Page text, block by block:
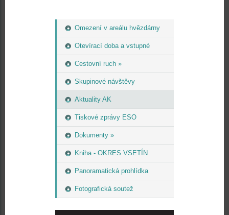
Omezení v areálu hvězdárny
Otevírací doba a vstupné
Cestovní ruch »
Skupinové návštěvy
Aktuality AK
Tiskové zprávy ESO
Dokumenty »
Kniha - OKRES VSETÍN
Panoramatická prohlídka
Fotografická soutež